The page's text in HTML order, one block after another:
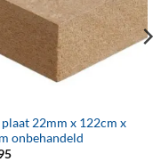
22mm x 122cm x
onbehandeld